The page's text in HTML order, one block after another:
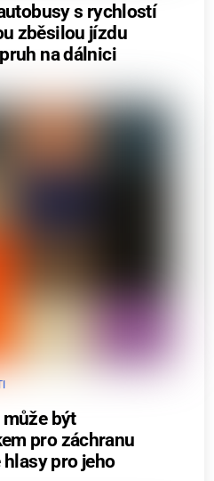
s rychlostí
zběsilou jízdu
na dálnici
být
pro záchranu
pro jeho